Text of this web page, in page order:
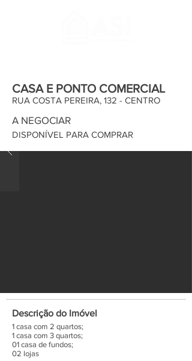
CASA E PONTO COMERCIAL
RUA COSTA PEREIRA, 132 - CENTRO
A NEGOCIAR
DISPONÍVEL PARA COMPRAR
Descrição do Imóvel
1 casa com 2 quartos;
1 casa com 3 quartos;
01 casa de fundos;
02 lojas